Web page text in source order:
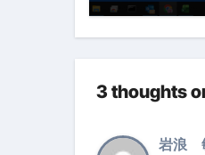
3 thoughts
岩浪